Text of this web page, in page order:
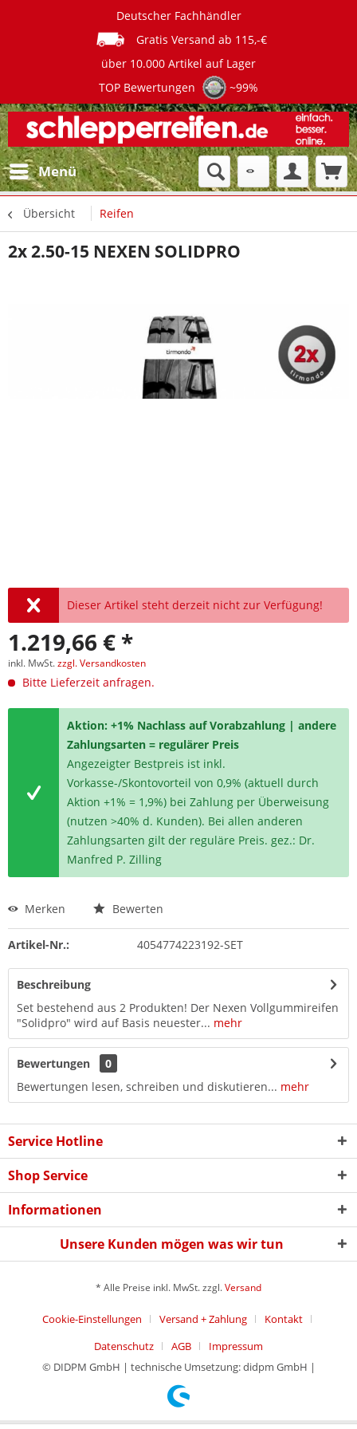
Deutscher Fachhändler
Gratis Versand ab 115,-€
über 10.000 Artikel auf Lager
TOP Bewertungen
~99%
Menü
Übersicht Reifen
2x 2.50-15 NEXEN SOLIDPRO
Dieser Artikel steht derzeit nicht zur Verfügung!
1.219,66 € *
inkl. MwSt.zzgl. Versandkosten
Bitte Lieferzeit anfragen.
Aktion: +1% Nachlass auf Vorabzahlung | andere
Zahlungsarten = regulärer Preis
Angezeigter Bestpreis ist inkl.
Vorkasse-/Skontovorteil von 0,9% (aktuell durch
Aktion +1% = 1,9%) bei Zahlung per Überweisung
(nutzen >40% d. Kunden). Bei allen anderen
Zahlungsarten gilt der reguläre Preis. gez.: Dr.
Manfred P. Zilling
Merken Bewerten
Artikel-Nr.: 4054774223192-SET
Beschreibung
Set bestehend aus 2 Produkten! Der Nexen Vollgummireifen
"Solidpro" wird auf Basis neuester... mehr
Bewertungen
0
Bewertungen lesen, schreiben und diskutieren... mehr
Service Hotline
Shop Service
Informationen
Unsere Kunden mögen was wir tun
* Alle Preise inkl. MwSt. zzgl.Versand
Cookie-Einstellungen Versand + Zahlung
Kontakt
Datenschutz
AGB
Impressum
© DIDPM GmbH | technische Umsetzung: didpm GmbH |